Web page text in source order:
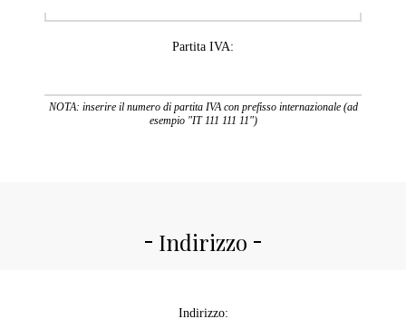
Partita IVA:
NOTA: inserire il numero di partita IVA con prefisso internazionale (ad
esempio "IT 111 111 11")
Indirizzo
Indirizzo: